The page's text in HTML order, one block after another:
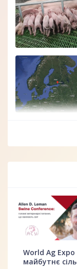
World Ag Expo
майбутнє